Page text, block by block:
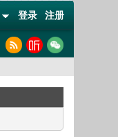
登录 注册